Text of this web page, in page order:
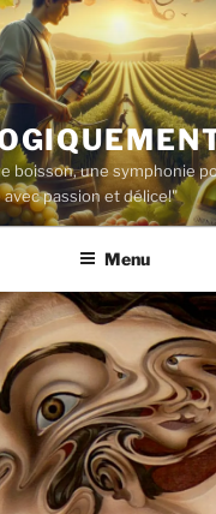
boisson, une symphonie
passion et délice!"
Menu